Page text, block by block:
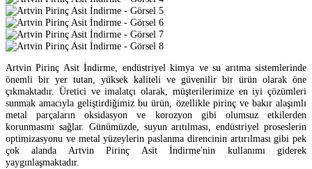
Artvin Pirinç Asit İndirme, endüstriyel kimya ve su arıtma sistemlerinde
önemli bir yer tutan, yüksek kaliteli ve güvenilir bir ürün olarak öne
çıkmaktadır. Üretici ve imalatçı olarak, müşterilerimize en iyi çözümleri
sunmak amacıyla geliştirdiğimiz bu ürün, özellikle pirinç ve bakır alaşımlı
metal parçaların oksidasyon ve korozyon gibi olumsuz etkilerden
korunmasını sağlar. Günümüzde, suyun arıtılması, endüstriyel proseslerin
optimizasyonu ve metal yüzeylerin paslanma direncinin artırılması gibi pek
çok alanda Artvin Pirinç Asit İndirme'nin kullanımı giderek
yaygınlaşmaktadır.